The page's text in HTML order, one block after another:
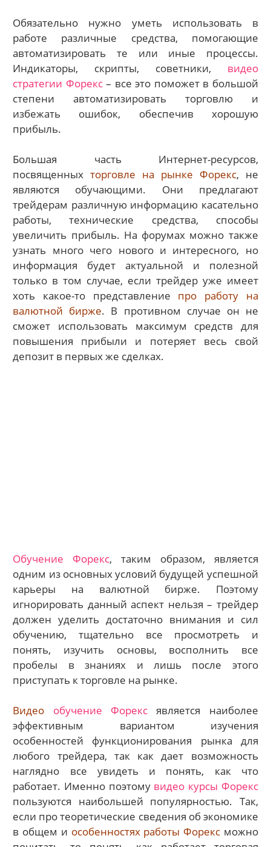
Обязательно нужно уметь использовать в
работе различные средства, помогающие
автоматизировать те или иные процессы.
Индикаторы, скрипты, советники, видео
стратегии Форекс– все это поможет в большой
степени автоматизировать торговлю и
избежать ошибок, обеспечив хорошую
прибыль.
Большая часть Интернет-ресурсов,
посвященныхторговле на рынке Форекс, не
являются обучающими. Они предлагают
трейдерам различную информацию касательно
работы, технические средства, способы
увеличить прибыль. На форумах можно также
узнать много чего нового и интересного, но
информация будет актуальной и полезной
только в том случае, если трейдер уже имеет
хоть какое-то представление про работу на
валютной бирже. В противном случае он не
сможет использовать максимум средств для
повышения прибыли и потеряет весь свой
депозит в первых же сделках.
Обучение Форекс, таким образом, является
одним из основных условий будущей успешной
карьеры на валютной бирже. Поэтому
игнорировать данный аспект нельзя – трейдер
должен уделить достаточно внимания и сил
обучению, тщательно все просмотреть и
понять, изучить основы, восполнить все
пробелы в знаниях и лишь после этого
приступать к торговле на рынке.
Видео обучение Форекс является наиболее
эффективным вариантом изучения
особенностей функционирования рынка для
любого трейдера, так как дает возможность
наглядно все увидеть и понять, как что
работает. Именно поэтому видео курсы Форекс
пользуются наибольшей популярностью. Так,
если про теоретические сведения об экономике
в общем и особенностях работы Форекс можно